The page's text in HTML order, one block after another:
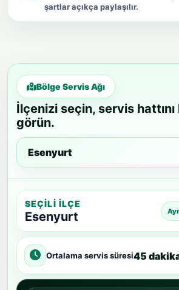
şartlar açıkça paylaşılır.
Bölge Servis Ağı
İlçenizi seçin, servis hattını
görün.
SEÇILI İLÇE
Esenyurt
Ortalama servis süresi45